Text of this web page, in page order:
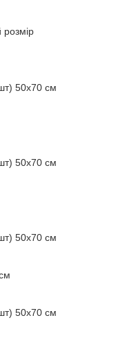
розмір
50х70 см
50х70 см
50х70 см
50х70 см